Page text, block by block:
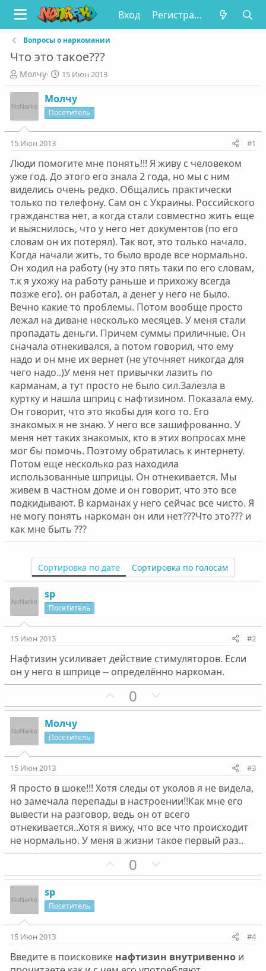
Вход Регистрация
Вопросы о наркомании
Что это такое???
А
в
т
о
р
т
е
ы
Молчу
Д
а
т
а
н
а
л
а
15 Июн 2013
Молчу
Посетитель
15 Июн 2013 #1
Люди помогите мне понять!!! Я живу с человеком
уже год. До этого его знала 2 года, но мы с ним
виделись очень редко. Общались практически
только по телефону. Сам он с Украины. Российского
гражданства нет, а когда стали совместно жить еще
и выяснилось, что у него нет документов (по его
словам он их потерял). Так вот, это только начало.
Когда начали жить, то было вроде все нормально.
Он ходил на работу (ну это пять таки по его словам,
т.к я ухожу на работу раньше и прихожу всегда
позже его). он работал, а денег у него не было.
Вечно какие то проблемы. Потом вообще просто
лежал на диване несколько месяцев. У меня стали
пропадать деньги. Причем суммы приличные. Он
сначала отнекивался, а потом говорил, что ему
надо и он мне их вернет (не уточняет никогда для
чего надо..)У меня нет привычки лазить по
карманам, а тут просто не было сил.Залезла в
куртку и нашла шприц с нафтизином. Показала ему.
Он говорит, что это якобы для кого то. Его
знакомых я не знаю. У него все зашифрованно. У
меня нет таких знакомых, кто в этих вопросах мне
мог бы помочь. Поэтому обратилась к интернету.
Потом еще несколько раз находила
использованные шприцы. Он отнекивается. Мы
живем в частном доме и он говорит, что это все
подкидывают. В карманах у него сейчас все чисто. Я
не могу понять наркоман он или нет???Что это??? и
как мне быть ???
Сортировка по дате Сортировка по голосам
sp
Посетитель
15 Июн 2013 #2
Нафтизин усиливает действие стимуляторов. Если
он у него в шприце -- определённо наркоман.
П
о
т
н
ы
й
г
о
о
0
е
т
н
ы
й
г
о
о
Молчу
Посетитель
15 Июн 2013 #3
Я просто в шоке!!! Хотя следы от уколов я не видела,
но замечала перепады в настроении!!Как мне его
вывести на разговор, ведь он от всего
отнекивается..Хотя я вижу, что все что происходит
не нормально. У меня в жизни такое первый раз..
П
о
т
н
0
е
т
н
sp
Посетитель
15 Июн 2013 #4
Введите в поисковике нафтизин внутривеннои